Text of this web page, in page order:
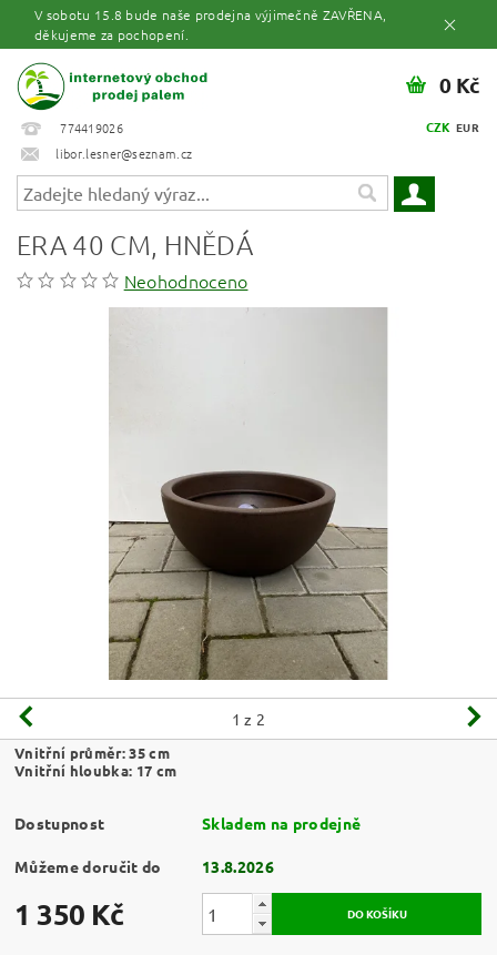
V sobotu 15.8 bude naše prodejna výjimečně ZAVŘENA,
děkujeme za pochopení.
774419026
libor.lesner@seznam.cz
CZK EUR
0 Kč
ERA 40 CM, HNĚDÁ
Neohodnoceno
1 z 2
Vnitřní průměr: 35 cm
Vnitřní hloubka: 17 cm
Dostupnost Skladem na prodejně
Můžeme doručit do 13.8.2026
1 350 Kč